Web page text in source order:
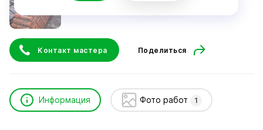
Контакт мастера Поделиться
Информация Фото работ 1